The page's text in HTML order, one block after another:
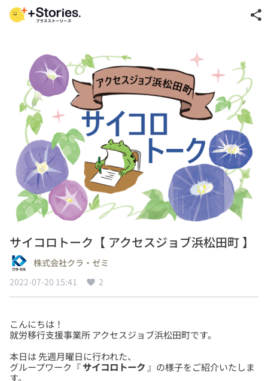
share
サイコロトーク【 アクセスジョブ浜松田町 】
株式会社クラ・ゼミ
2022-07-20 15:41
2
こんにちは！
本日は 先週月曜日に行われた、
グループワーク『サイコロトーク 』の様子をご紹介いたしま